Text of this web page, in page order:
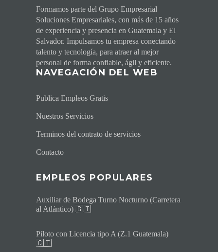
Formamos parte del Grupo Empresarial
Soluciones Empresariales, con más de 15 años
de experiencia y presencia en Guatemala y El
Salvador. Impulsamos tu empresa conectando
talento y tecnología, para atraer al mejor
personal de forma confiable, ágil y eficiente.
NAVEGACIÓN DEL WEB
Publica Empleos Gratis
Nuestros Servicios
Terminos del contrato de servicios
Contacto
EMPLEOS POPULARES
Auxiliar de Bodega Turno Nocturno (Carretera
al Atlántico) 🇬🇹
Piloto con Licencia tipo A (Z.1 Guatemala)
🇬🇹